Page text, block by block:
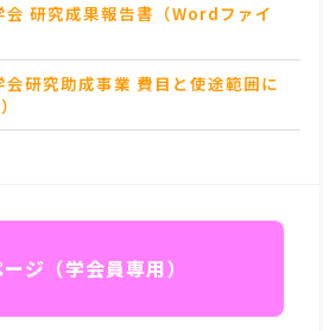
会 研究成果報告書（Wordファイ
会研究助成事業 費目と使途範囲に
ジ（学会員専用）